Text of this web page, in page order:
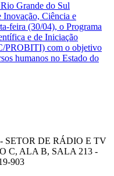
Grande do Sul
Inovação, Ciência e
feira (30/04), o Programa
e de Iniciação
PROBITI) com o objetivo
humanos no Estado do
SETOR DE RÁDIO E TV
C, ALA B, SALA 213 -
903